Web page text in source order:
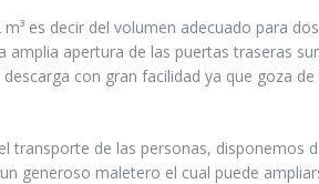
es decir del volumen adecuado para
amplia apertura de las puertas traseras
con gran facilidad ya que goza
transporte de las personas, disponemos
generoso maletero el cual puede